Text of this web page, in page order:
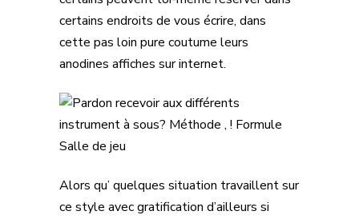
certains endroits de vous écrire, dans
cette pas loin pure coutume leurs
anodines affiches sur internet.
Alors qu’ quelques situation travaillent sur
ce style avec gratification d’ailleurs si